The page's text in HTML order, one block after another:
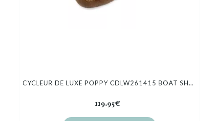
CYCLEUR DE LUXE POPPY CDLW261415 BOAT SHOES
119.95€